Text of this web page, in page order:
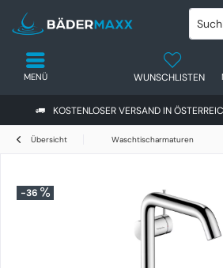
KOSTENLOSER VERSAND IN
WUNSCHLISTEN
MENÜ
Übersicht Waschtischarmaturen
-36